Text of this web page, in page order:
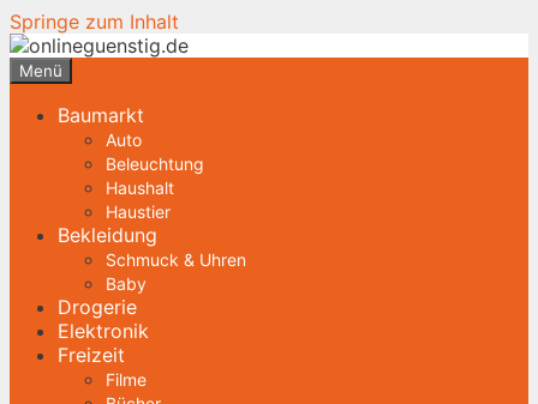
Springe zum Inhalt
Menü
Baumarkt
Auto
Beleuchtung
Haushalt
Haustier
Bekleidung
Schmuck & Uhren
Baby
Drogerie
Elektronik
Freizeit
Filme